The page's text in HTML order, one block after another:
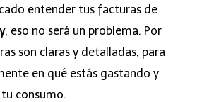
entender tus facturas de
, eso no será un problema. Por
son claras y detalladas, para
en qué estás gastando y
consumo.